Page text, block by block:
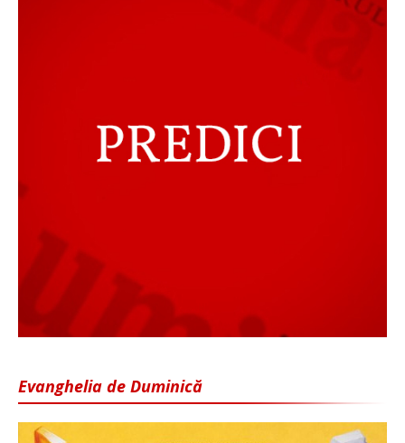
Evanghelia de Duminică